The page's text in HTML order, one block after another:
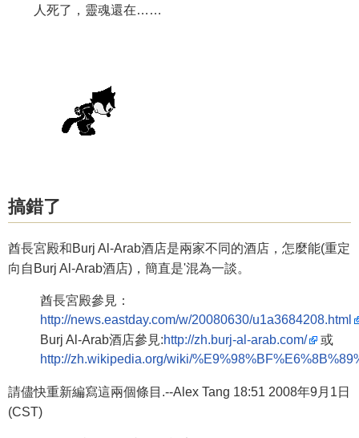
人死了，靈魂還在……
搞錯了
酋長宮殿和Burj Al-Arab酒店是兩家不同的酒店，怎麼能(重定
向自Burj Al-Arab酒店)，簡直是'混為一談。
酋長宮殿參見：
http://news.eastday.com/w/20080630/u1a3684208.html
Burj Al-Arab酒店參見:http://zh.burj-al-arab.com/
或
http://zh.wikipedia.org/wiki/
請儘快重新編寫這兩個條目.--Alex Tang 18:51 2008年9月1日
(CST)